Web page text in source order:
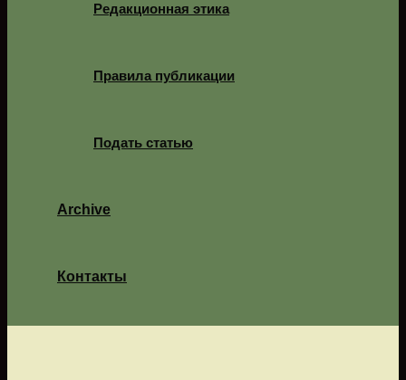
Редакционная этика
Правила публикации
Подать статью
Archive
Контакты